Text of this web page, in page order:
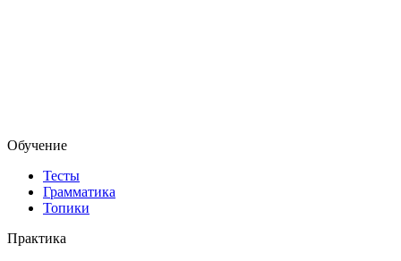
Обучение
Тесты
Грамматика
Топики
Практика